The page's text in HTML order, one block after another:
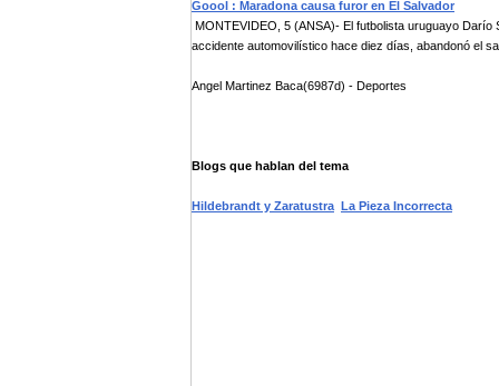
Goool : Maradona causa furor en El Salvador
MONTEVIDEO, 5 (ANSA)- El futbolista uruguayo
accidente automovilístico hace diez días, abandonó el
Angel Martinez Baca(6987d) - Deportes
Blogs que hablan del tema
Hildebrandt y Zaratustra La Pieza Incorrecta